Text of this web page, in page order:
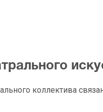
коллектива